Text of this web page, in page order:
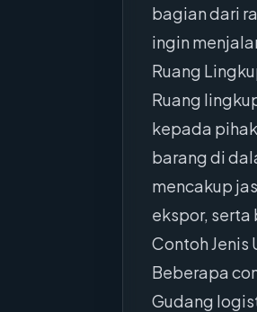
bagian dari
ingin
Ruang
Ruang
kepada
barang di
mencakup
ekspor,
Contoh Jenis
Beberapa
Gudang